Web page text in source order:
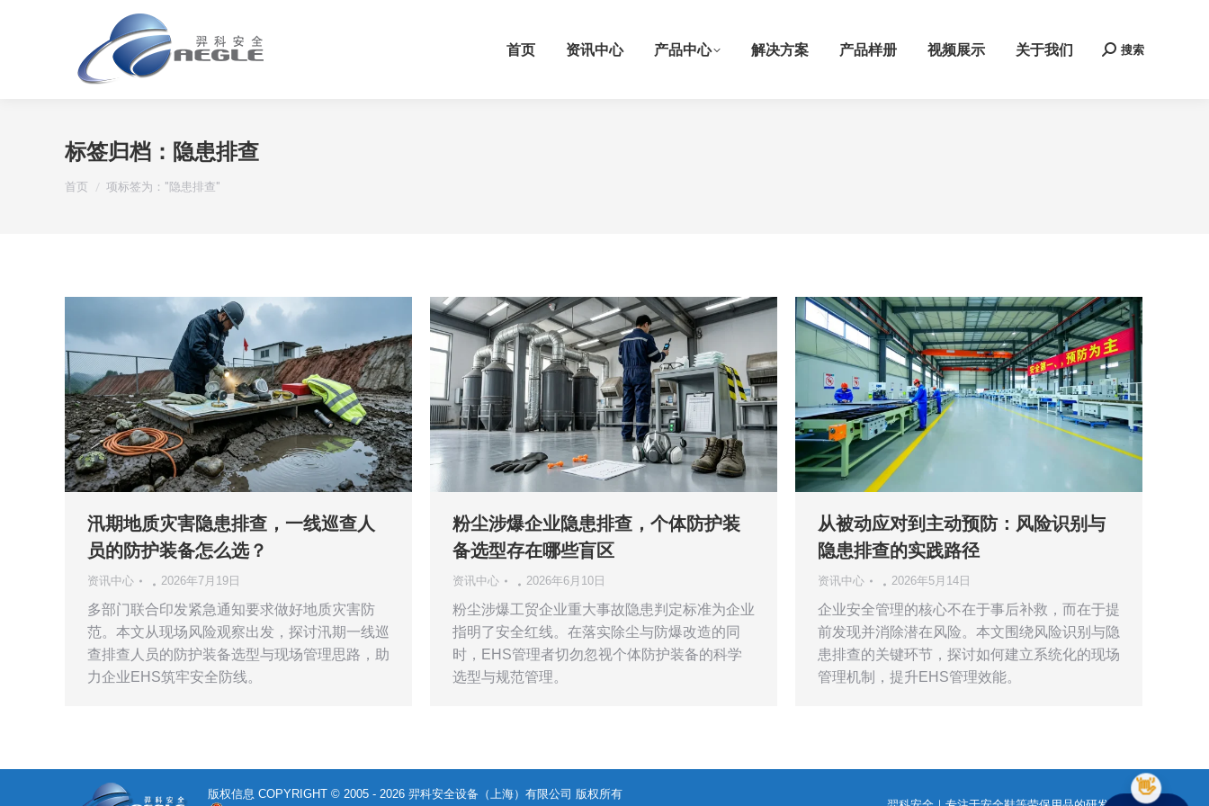
首页 资讯中心 产品中心 解决方案 产品样册 视频展示 关于我们 Search:
搜索
标签归档： 隐患排查
您在这里：
首页 项标签为："隐患排查"
汛期地质灾害隐患排查，一线巡查人
员的防护装备怎么选？
资讯中心 2026年7月19日
多部门联合印发紧急通知要求做好地质灾害防
范。本文从现场风险观察出发，探讨汛期一线巡
查排查人员的防护装备选型与现场管理思路，助
力企业EHS筑牢安全防线。
粉尘涉爆企业隐患排查，个体防护装
备选型存在哪些盲区
资讯中心 2026年6月10日
粉尘涉爆工贸企业重大事故隐患判定标准为企业
指明了安全红线。在落实除尘与防爆改造的同
时，EHS管理者切勿忽视个体防护装备的科学
选型与规范管理。
从被动应对到主动预防：风险识别与
隐患排查的实践路径
资讯中心 2026年5月14日
企业安全管理的核心不在于事后补救，而在于提
前发现并消除潜在风险。本文围绕风险识别与隐
患排查的关键环节，探讨如何建立系统化的现场
管理机制，提升EHS管理效能。
版权信息 COPYRIGHT © 2005 - 2026 羿科安全设备（上海）有限公司 版权所有